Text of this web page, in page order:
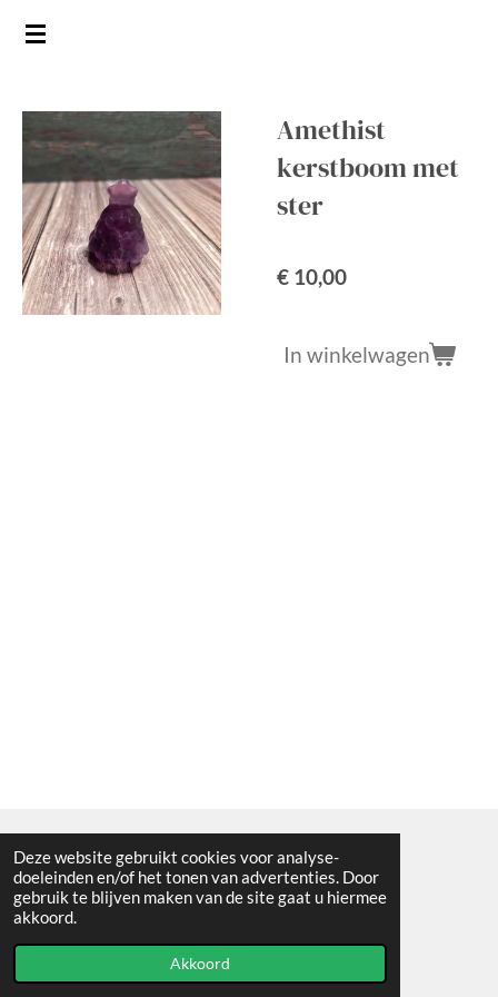
Deze website gebruikt cookies voor analyse-
doeleinden en/of het tonen van advertenties. Door
gebruik te blijven maken van de site gaat u hiermee
akkoord.
Akkoord
Ga
de
hoofdinhoud
Amethist
kerstboom met
ster
€ 10,00
In winkelwagen
Algemene voorwaarden
© 2021 - RC en mineralenshop Het vlinderpad